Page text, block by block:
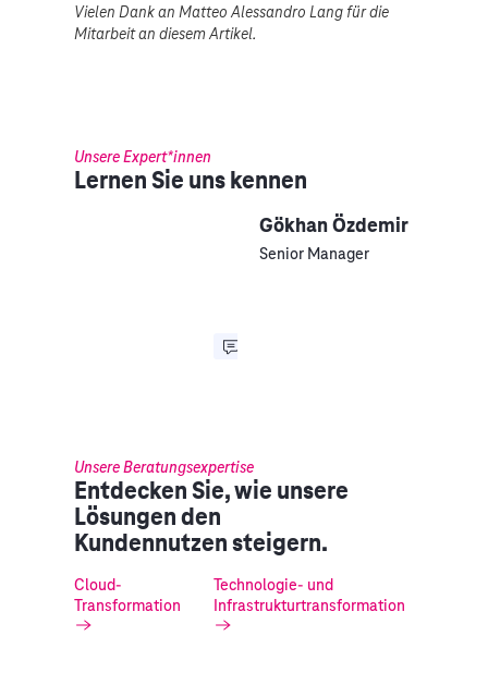
Vielen Dank an Matteo Alessandro Lang für die
Mitarbeit an diesem Artikel.
Unsere Expert*innen
Lernen Sie uns kennen
Gökhan Özdemir
Senior Manager
Unsere Beratungsexpertise
Entdecken Sie, wie unsere
Lösungen den
Kundennutzen steigern.
Cloud-
Transformation
Technologie- und
Infrastrukturtransformation